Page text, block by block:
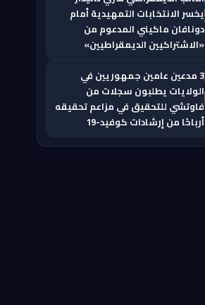
يخسر الانتخابات التمهيدية أمام
دونافان ماكيني المدعوم من
«الاشتراكيين الديمقراطيين»
3 مدعين عامين جمهوريين في
الولايات يطلبون سجلات من
فاوتشي للتحقيق في مزاعم تحقيقه
أرباحًا من إرشادات كوفيد-19